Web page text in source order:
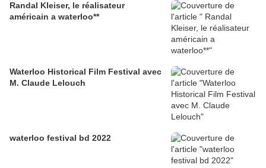
Randal Kleiser, le réalisateur
américain a waterloo**
Waterloo Historical Film Festival avec
M. Claude Lelouch
waterloo festival bd 2022